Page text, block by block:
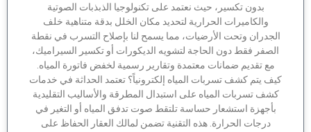
بدون تكسير، حيث نعتمد على تكنولوجيا الذبذبات الصوتية
والكاميرات الحرارية لتحديد مكان الخلل بدقة متناهية خلف
وتحت الأرضيات، مما يسمح لنا بإصلاح التسرب في نقطة
فقط دون الحاجة لتشويه الديكورات أو تكسير السيراميك،
مع تقديم ضمانات معتمدة وتقارير رسمية لخفض فاتورة المياه.
يتم كشف تسربات المياه إلكترونياً؟ تعتمد الحداثة في خدمات
تسربات المياه على استبدال المطرقة والأساليب التقليدية
بأجهزة استشعار حساسة تلتقط صوت تدفق المياه أو التغير في
درجات الحرارة. هذه التقنية تضمن لمالك العقار الحفاظ على